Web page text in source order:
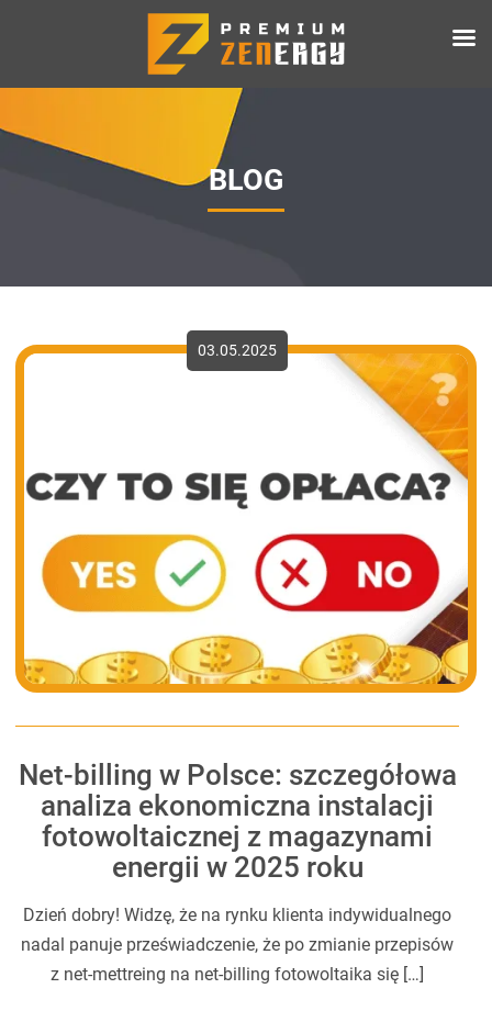
BLOG
03.05.2025
Net-billing w Polsce: szczegółowa
analiza ekonomiczna instalacji
fotowoltaicznej z magazynami
energii w 2025 roku
Dzień dobry! Widzę, że na rynku klienta indywidualnego
nadal panuje przeświadczenie, że po zmianie przepisów
z net-mettreing na net-billing fotowoltaika się […]